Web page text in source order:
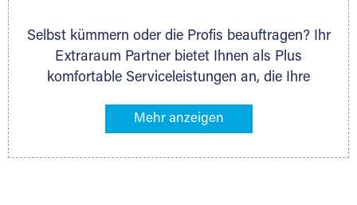
Selbst kümmern oder die Profis beauftragen? Ihr
Extraraum Partner bietet Ihnen als Plus
komfortable Serviceleistungen an, die Ihre
gehören z. B. Verpackungsservice, Lieferung von
Ihr Lagergut wird bei Ihrem Extraraum Partner